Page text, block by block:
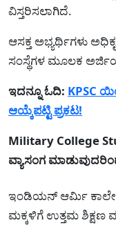
ವಿಸ್ತರಿಸಲಾಗಿದೆ.
ಆಸಕ್ತ ಅಭ್ಯರ್ಥಿಗಳು
ಸಂಸ್ಥೆಗಳ ಮೂಲಕ
ಇದನ್ನೂ ಓದಿ: KPSC
ಆಯ್ಕೆಪಟ್ಟಿ ಪ್ರಕಟ!
Military College
ವ್ಯಾಸಂಗ
ಇಂಡಿಯನ್ ಆರ್ಮಿ
ಮಕ್ಕಳಿಗೆ ಉತ್ತಮ ಶಿಕ್ಷಣ